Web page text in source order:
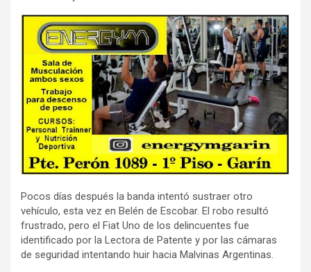
Pocos días después la banda intentó sustraer otro
vehículo, esta vez en Belén de Escobar. El robo resultó
frustrado, pero el Fiat Uno de los delincuentes fue
identificado por la Lectora de Patente y por las cámaras
de seguridad intentando huir hacia Malvinas Argentinas.